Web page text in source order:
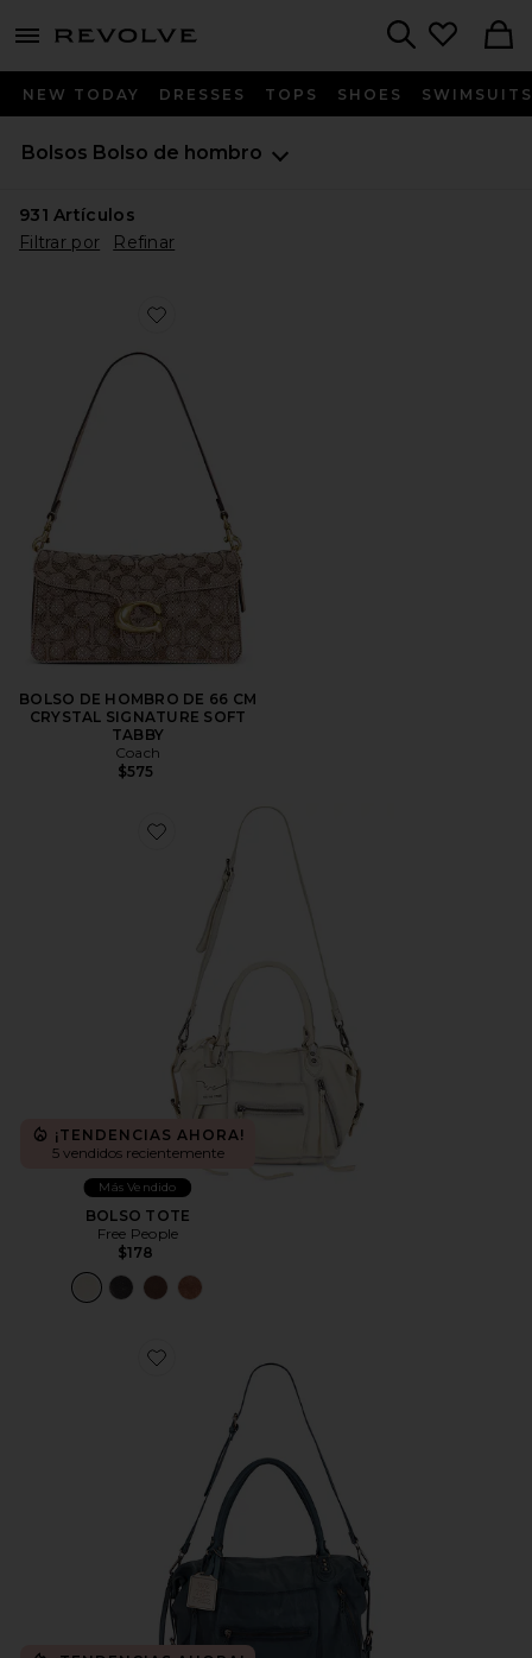
menu - shows more content
NEW TODAY DRESSES TOPS SHOES SWIMSUITS
Bolsos Bolso de hombro
931 Artículos
Filtrar por
Refinar
Favorite BOLSO DE HOMBRO DE 66 CM CRYSTAL
BOLSO DE HOMBRO DE 66 CM
CRYSTAL SIGNATURE SOFT
TABBY
Coach
$575
Favorite BOLSO TOTE
¡TENDENCIAS AHORA!
5 vendidos recientemente
Más Vendido
BOLSO TOTE
Free People
$178
Favorite BOLSO TOTE EMERSON